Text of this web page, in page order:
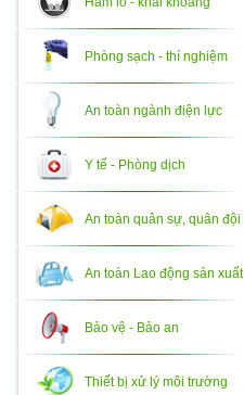
Phòng sạch - thí nghiệm
An toàn ngành điện lực
Y tế - Phòng dịch
An toàn quân sự, quân đội
An toàn Lao động sản xuất
Bảo vệ - Bảo an
Thiết bị xử lý môi trường